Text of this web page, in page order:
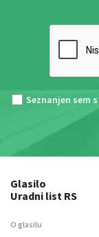
Seznanjen sem s
Glasilo
Uradni list RS
O glasilu